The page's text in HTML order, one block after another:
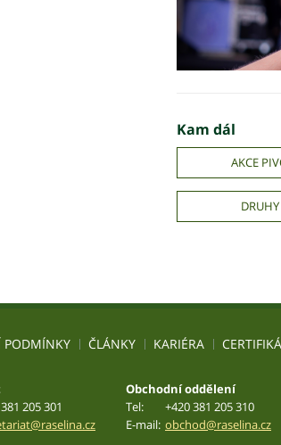
Kam dál
AKCE
PODMÍNKY ČLÁNKY KARIÉRA
205 301
Obchodní oddělení
Tel:
+420 381 205 310
E-mail: obchod@raselina.cz